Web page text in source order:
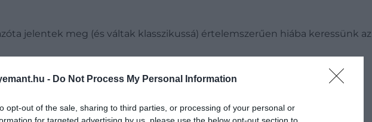
- Do Not Process My Personal Information
opt-out of the sale, sharing to third parties, or processing of your personal or
for targeted advertising by us, please use the below opt-out section to
jelentek meg (és váltak klasszikussá) értelemszerűen hiába keressünk az
voksoláson: